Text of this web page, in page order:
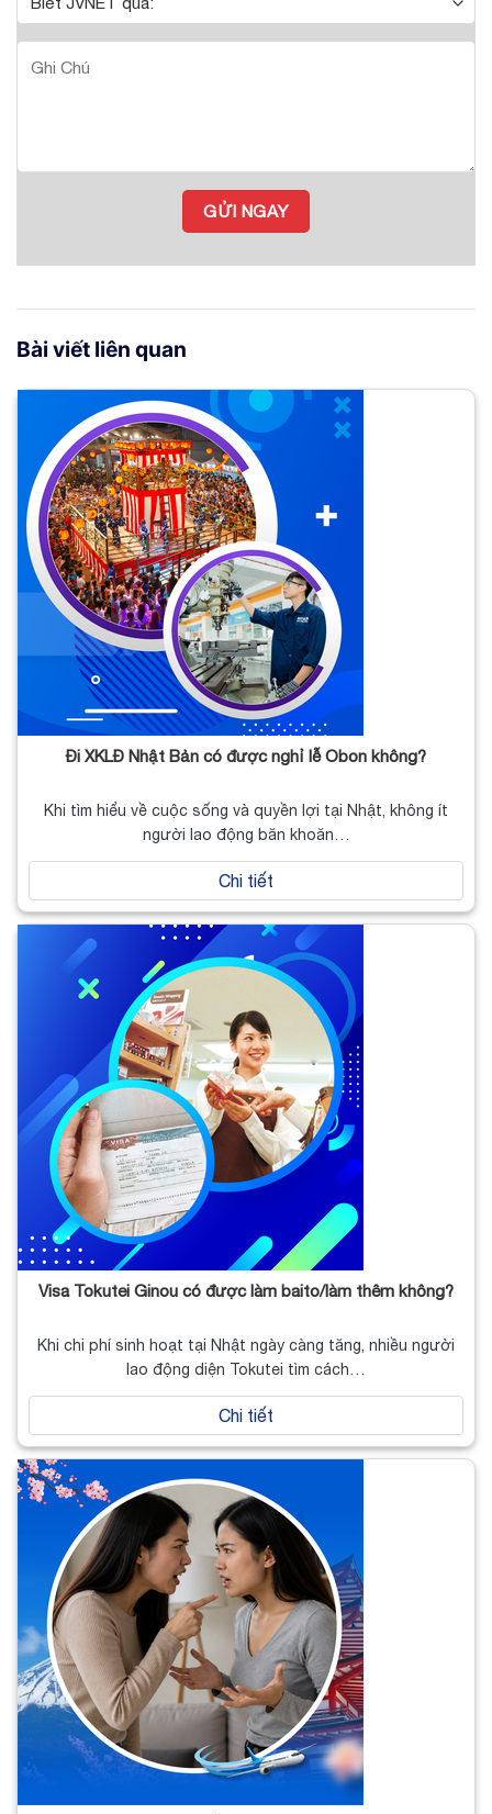
Bài viết liên quan
Đi XKLĐ Nhật Bản có được nghỉ lễ Obon không?
Khi tìm hiểu về cuộc sống và quyền lợi tại Nhật, không ít
người lao động băn khoăn…
Chi tiết
Visa Tokutei Ginou có được làm baito/làm thêm không?
Khi chi phí sinh hoạt tại Nhật ngày càng tăng, nhiều người
lao động diện Tokutei tìm cách…
Chi tiết